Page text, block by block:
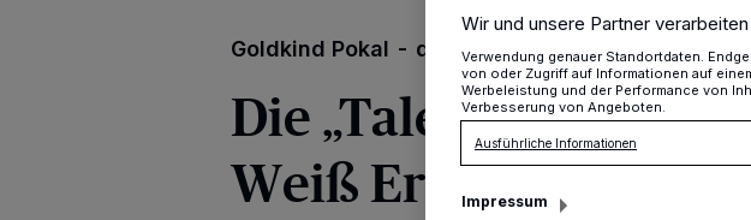
Goldkind Pokal - dieses Wochenende
Die „Talentiade“ im
Weiß Erkrath mit
Wir und unsere Partner
Verwendung genauer Standortdaten.
von oder Zugriff auf Informationen auf
Werbeleistung und der Performance von
Verbesserung von Angeboten.
Ausführliche Informationen
Impressum